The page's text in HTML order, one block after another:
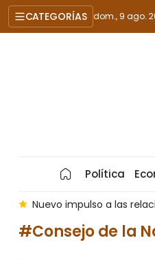
CATEGORÍAS dom., 9 ago.
Política
Nuevo impulso a las
#Consejo de la